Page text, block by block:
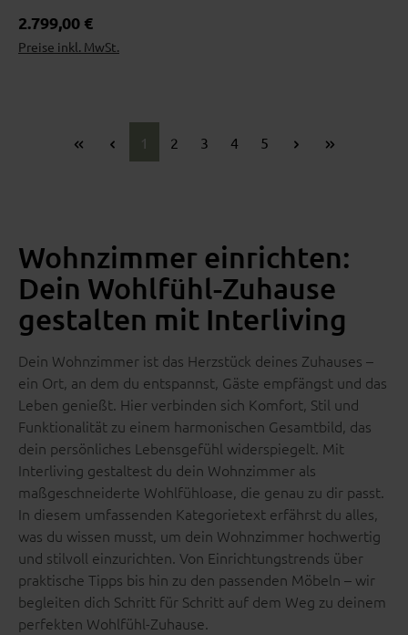
Regulärer Preis:
2.799,00 €
Preise inkl. MwSt.
Seite
1 Seite
2 Seite
3 Seite
4 Seite
5
Wohnzimmer einrichten:
Dein Wohlfühl-Zuhause
gestalten mit Interliving
Dein Wohnzimmer ist das Herzstück deines Zuhauses –
ein Ort, an dem du entspannst, Gäste empfängst und das
Leben genießt. Hier verbinden sich Komfort, Stil und
Funktionalität zu einem harmonischen Gesamtbild, das
dein persönliches Lebensgefühl widerspiegelt. Mit
Interliving gestaltest du dein Wohnzimmer als
maßgeschneiderte Wohlfühloase, die genau zu dir passt.
In diesem umfassenden Kategorietext erfährst du alles,
was du wissen musst, um dein Wohnzimmer hochwertig
und stilvoll einzurichten. Von Einrichtungstrends über
praktische Tipps bis hin zu den passenden Möbeln – wir
begleiten dich Schritt für Schritt auf dem Weg zu deinem
perfekten Wohlfühl-Zuhause.